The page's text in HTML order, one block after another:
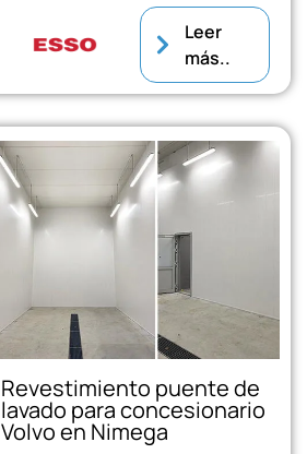
Leer
más..
Revestimiento puente de
lavado para concesionario
Volvo en Nimega